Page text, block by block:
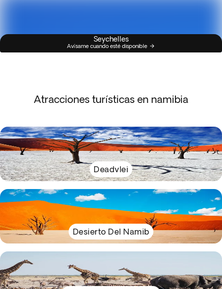
Seychelles
Avísame cuando esté disponible
Atracciones turísticas en namibia
Deadvlei
Desierto Del Namib